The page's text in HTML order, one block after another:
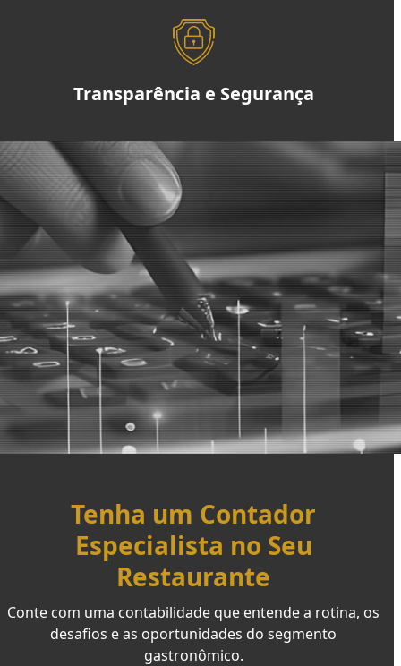
Transparência e Segurança
Tenha um Contador
Especialista no Seu
Restaurante
Conte com uma contabilidade que entende a rotina, os
desafios e as oportunidades do segmento
gastronômico.